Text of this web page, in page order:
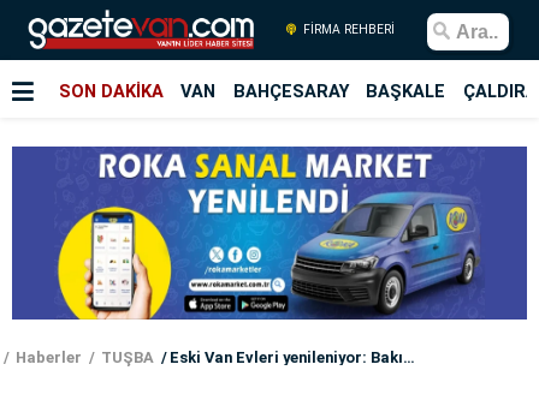
FİRMA REHBERİ
SON DAKİKA VAN BAHÇESARAY BAŞKALE
Haberler TUŞBA Eski Van Evleri yenileniyor: Bakım ve onarım çalışmaları sürüyor